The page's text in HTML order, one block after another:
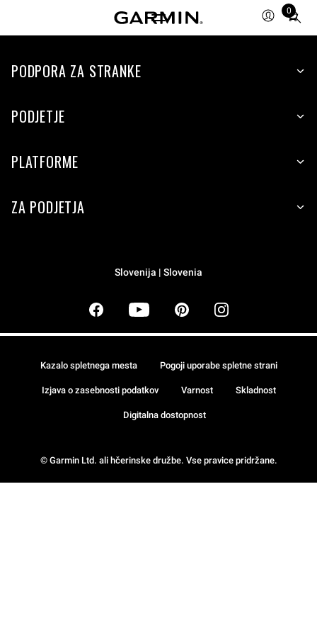
0
Total
items
cart:
PODPORA ZA STRANKE
PODJETJE
PLATFORME
ZA PODJETJA
Slovenija | Slovenia
© Garmin Ltd. ali hčerinske družbe. Vse pravice pridržane.
Kazalo spletnega mesta Pogoji uporabe spletne strani
Izjava o zasebnosti podatkov Varnost Skladnost
Digitalna dostopnost